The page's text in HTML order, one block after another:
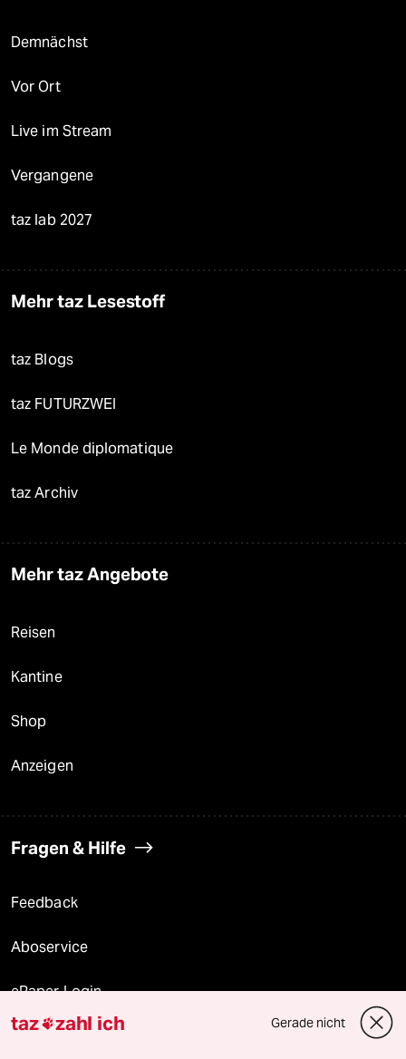
Demnächst
Vor Ort
Live im Stream
Vergangene
taz lab 2027
Mehr taz Lesestoff
taz Blogs
taz FUTURZWEI
Le Monde diplomatique
taz Archiv
Mehr taz Angebote
Reisen
Kantine
Shop
Anzeigen
Fragen & Hilfe
Feedback
Aboservice
ePaper Login
Downloads für Abonnierende
taz zahl ich Gerade nicht